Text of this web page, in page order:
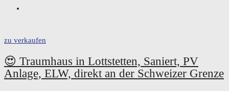
zu verkaufen
😍 Traumhaus in Lottstetten, Saniert, PV
Anlage, ELW, direkt an der Schweizer Grenze